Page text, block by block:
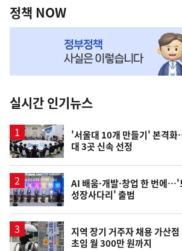
책
NOW,
뉴
스
정책 NOW
실시간 인기뉴스
'서울대 10개 만들기' 본격
대 3곳 신속 선정
AI 배움·개발·창업 한 번에
성장사다리' 출범
지역 장기 거주자 채용 가산
초임 월 300만 원까지